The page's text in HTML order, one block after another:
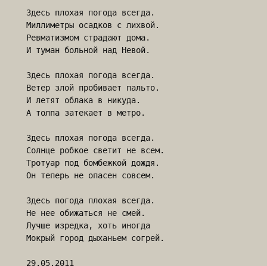
Здесь плохая погода всегда.
Миллиметры осадков с лихвой.
Ревматизмом страдают дома.
И туман больной над Невой.
Здесь плохая погода всегда.
Ветер злой пробивает пальто.
И летят облака в никуда.
А толпа затекает в метро.
Здесь плохая погода всегда.
Солнце робкое светит не всем.
Тротуар под бомбежкой дождя.
Он теперь не опасен совсем.
Здесь погода плохая всегда.
Не нее обижаться не смей.
Лучше изредка, хоть иногда
Мокрый город дыханьем согрей.